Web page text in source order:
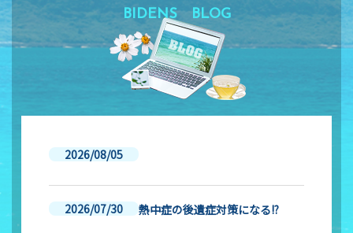
BIDENS BLOG
2026/08/05
2026/07/30 熱中症の後遺症対策になる!?